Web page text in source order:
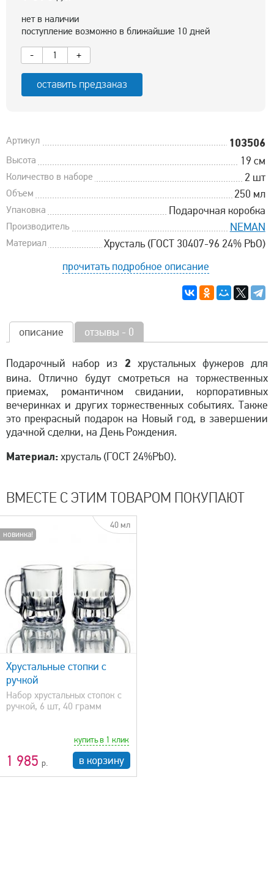
нет в наличии
поступление возможно в ближайшие 10 дней
-
+
оставить предзаказ
Артикул 103506
Высота 19 см
Количество в наборе 2 шт
Объем 250 мл
Упаковка Подарочная коробка
Производитель NEMAN
Материал
Хрусталь (ГОСТ 30407-96 24% PbO)
прочитать подробное описание
описание отзывы - 0
Подарочный набор из 2 хрустальных фужеров для
вина. Отлично будут смотреться на торжественных
приемах, романтичном свидании, корпоративных
вечеринках и других торжественных событиях. Также
это прекрасный подарок на Новый год, в завершении
удачной сделки, на День Рождения.
Материал:хрусталь (ГОСТ 24%PbO).
ВМЕСТЕ С ЭТИМ ТОВАРОМ ПОКУПАЮТ
новинка!
40 мл
Хрустальные стопки с
ручкой
Набор хрустальных стопок с
ручкой, 6 шт, 40 грамм
1 985
купить в 1 клик
в корзину